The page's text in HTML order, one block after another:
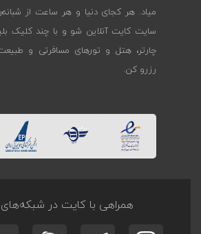
میاد. هر کجای دنیا و هر ساعت از
سایت کایت آنلاین شو و با چند کلیک
چارتر، هتل و تورهای مسافرتی و
رزرو کن.
همراهی با کایت در شبکه‌های